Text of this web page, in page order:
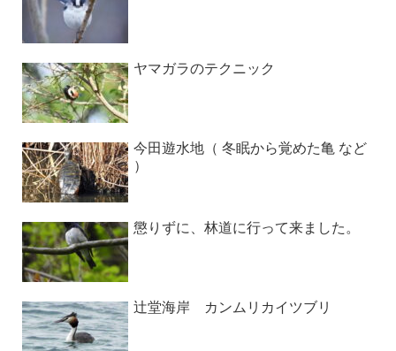
ヤマガラのテクニック
今田遊水地（ 冬眠から覚めた亀 など
）
懲りずに、林道に行って来ました。
辻堂海岸 カンムリカイツブリ